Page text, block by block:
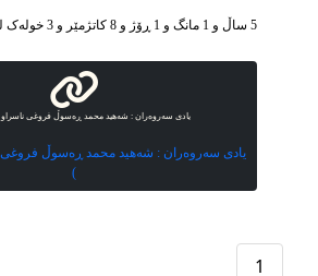
5 ساڵ و 1 مانگ و 1 ڕۆژ و 8 کاتژمێر و 3 خوله‌ک له‌مه‌وپێش‌
یادی سەروەران : شەهید محمد ڕەسوڵ فروغی
یادی سەروەران : شەهید محمد ڕەسوڵ
)
1